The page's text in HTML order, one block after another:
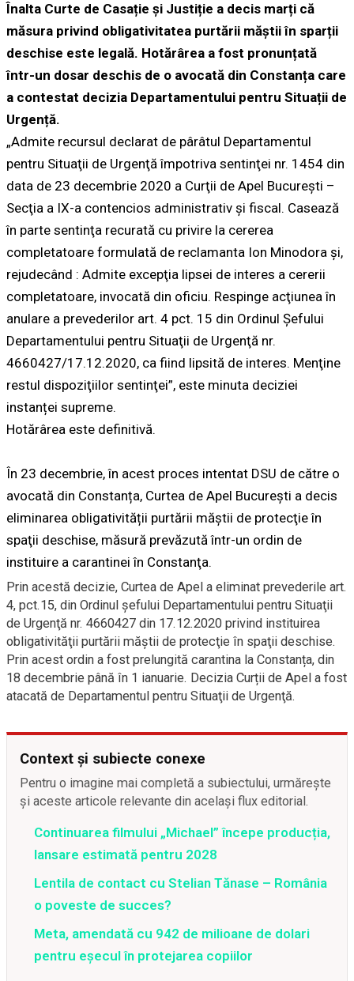
Înalta Curte de Casație și Justiție a decis marți că
măsura privind obligativitatea purtării măștii în sparții
deschise este legală. Hotărârea a fost pronunțată
într-un dosar deschis de o avocată din Constanța care
a contestat decizia Departamentului pentru Situații de
Urgență.
„Admite recursul declarat de pârâtul Departamentul
pentru Situaţii de Urgenţă împotriva sentinţei nr. 1454 din
data de 23 decembrie 2020 a Curţii de Apel Bucureşti –
Secţia a IX-a contencios administrativ şi fiscal. Casează
în parte sentinţa recurată cu privire la cererea
completatoare formulată de reclamanta Ion Minodora şi,
rejudecând : Admite excepţia lipsei de interes a cererii
completatoare, invocată din oficiu. Respinge acţiunea în
anulare a prevederilor art. 4 pct. 15 din Ordinul Şefului
Departamentului pentru Situaţii de Urgenţă nr.
4660427/17.12.2020, ca fiind lipsită de interes. Menţine
restul dispoziţiilor sentinţei”, este minuta deciziei
instanței supreme.
Hotărârea este definitivă.
În 23 decembrie, în acest proces intentat DSU de către o
avocată din Constanța, Curtea de Apel Bucureşti a decis
eliminarea obligativității purtării măştii de protecţie în
spaţii deschise, măsură prevăzută într-un ordin de
instituire a carantinei în Constanţa.
Prin acestă decizie, Curtea de Apel a eliminat prevederile art.
4, pct.15, din Ordinul șefului Departamentului pentru Situaţii
de Urgenţă nr. 4660427 din 17.12.2020 privind instituirea
obligativităţii purtării măştii de protecţie în spaţii deschise.
Prin acest ordin a fost prelungită carantina la Constanța, din
18 decembrie până în 1 ianuarie. Decizia Curții de Apel a fost
atacată de Departamentul pentru Situaţii de Urgenţă.
Context și subiecte conexe
Pentru o imagine mai completă a subiectului, urmărește
și aceste articole relevante din același flux editorial.
Continuarea filmului „Michael” începe producția,
lansare estimată pentru 2028
Lentila de contact cu Stelian Tănase – România
o poveste de succes?
Meta, amendată cu 942 de milioane de dolari
pentru eșecul în protejarea copiilor